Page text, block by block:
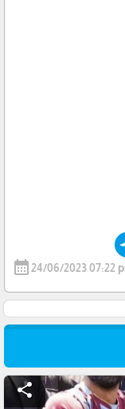
calendar_month24/06/2023 07:22
share